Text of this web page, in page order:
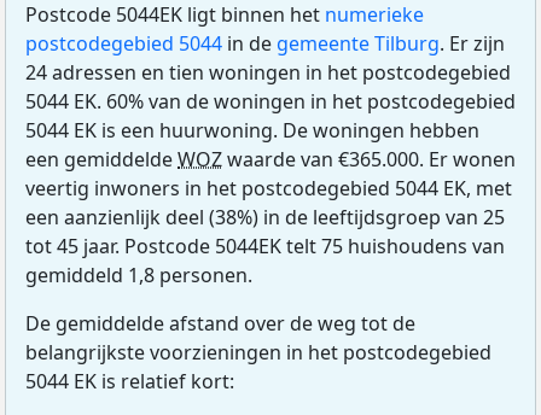
Postcode 5044EK ligt binnen het numerieke
postcodegebied 5044 in de gemeente Tilburg. Er zijn
24 adressen en tien woningen in het postcodegebied
5044 EK. 60% van de woningen in het postcodegebied
5044 EK is een huurwoning. De woningen hebben
een gemiddeldeWOZwaarde van €365.000. Er wonen
veertig inwoners in het postcodegebied 5044 EK, met
een aanzienlijk deel (38%) in de leeftijdsgroep van 25
tot 45 jaar. Postcode 5044EK telt 75 huishoudens van
gemiddeld 1,8 personen.
De gemiddelde afstand over de weg tot de
belangrijkste voorzieningen in het postcodegebied
5044 EK is relatief kort: